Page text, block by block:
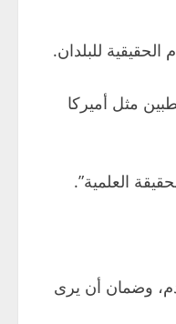
مثل أميركا
العلمية”.
وضمان أن يرى